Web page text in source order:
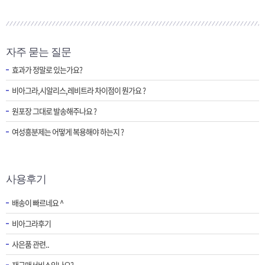
자주 묻는 질문
효과가 정말로 있는가요?
비아그라,시알리스,레비트라 차이점이 뭔가요 ?
원포장 그대로 발송해주나요 ?
여성흥분제는 어떻게 복용해야 하는지 ?
사용후기
배송이 빠르네요 ^
비아그라후기
사은품 관련..